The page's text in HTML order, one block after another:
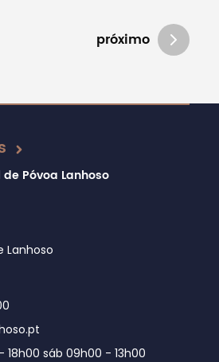
próximo
2024
Póvoa Lanhoso
Lanhoso
18h00 sáb 09h00 - 13h00